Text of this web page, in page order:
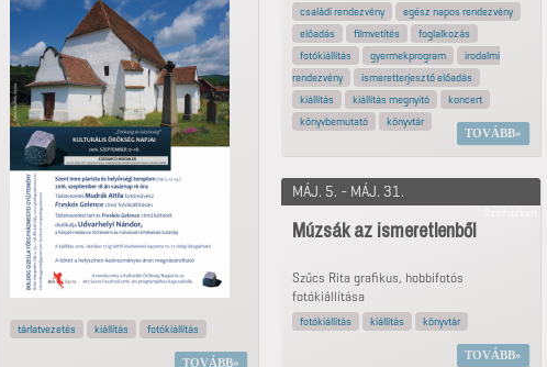
tárlatvezetés kiállítás fotókiállítás
TOVÁBB
családi rendezvény
egész napos rendezvény
előadás
filmvetítés
foglalkozás
fotókiállítás
gyermekprogram
irodalmi
rendezvény
ismeretterjesztő előadás
kiállítás
kiállítás megnyitó
koncert
könyvbemutató
könyvtár
TOVÁBB
MÁJ. 5. - MÁJ. 31.
Múzsák az ismeretlenből
Szűcs Rita grafikus, hobbifotós
fotókiállítása
fotókiállítás kiállítás könyvtár
TOVÁBB